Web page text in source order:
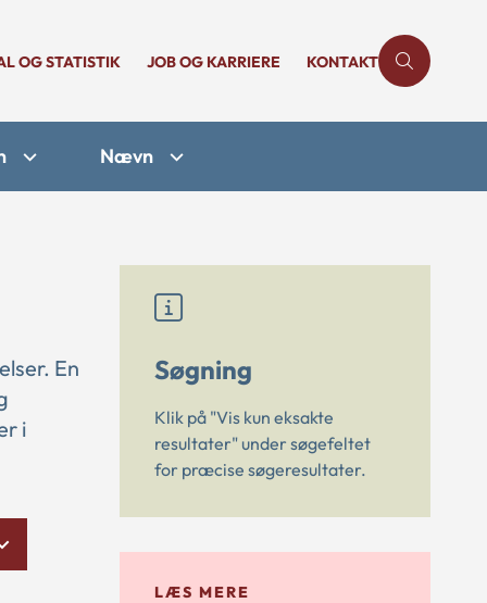
OG STATISTIK JOB OG KARRIERE KONTAKT
Nævn
En
i
Søgning
Klik på "Vis kun eksakte
resultater" under søgefeltet
for præcise søgeresultater.
LÆS MERE